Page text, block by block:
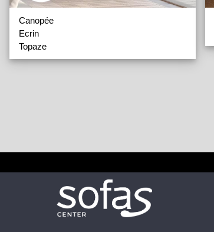
Canopée
Ecrin
Topaze